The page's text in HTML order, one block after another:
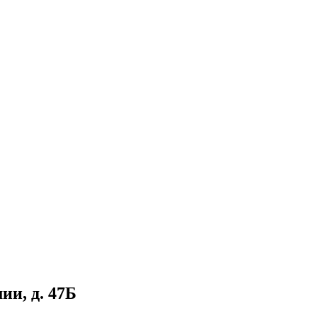
д. 47Б